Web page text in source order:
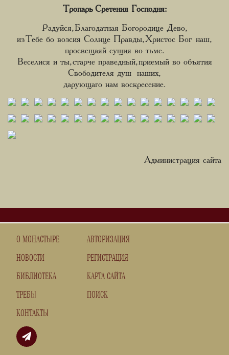
Тропарь Сретения Господня:
Радуйся, Благодатная Богородице Дево,
из Тебе бо возсия Солнце Правды, Христос Бог наш,
просвещаяй сущия во тьме.
Веселися и ты, старче праведный, приемый во объятия
Свободителя душ наших,
дарующаго нам воскресение.
Администрация сайта
О МОНАСТЫРЕ
НОВОСТИ
БИБЛИОТЕКА
ТРЕБЫ
КОНТАКТЫ
АВТОРИЗАЦИЯ
РЕГИСТРАЦИЯ
КАРТА САЙТА
ПОИСК